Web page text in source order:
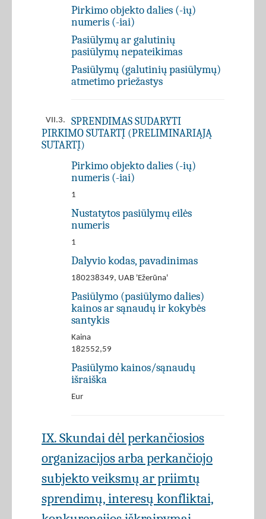
Pirkimo objekto dalies (-ių)
numeris (-iai)
Pasiūlymų ar galutinių
pasiūlymų nepateikimas
Pasiūlymų (galutinių pasiūlymų)
atmetimo priežastys
VII.3.
SPRENDIMAS SUDARYTI
PIRKIMO SUTARTĮ (PRELIMINARIĄJĄ
SUTARTĮ)
Pirkimo objekto dalies (-ių)
numeris (-iai)
1
Nustatytos pasiūlymų eilės
numeris
1
Dalyvio kodas, pavadinimas
180238349, UAB 'Ežerūna'
Pasiūlymo (pasiūlymo dalies)
kainos ar sąnaudų ir kokybės
santykis
Kaina
182552,59
Pasiūlymo kainos/sąnaudų
išraiška
Eur
IX. Skundai dėl perkančiosios
organizacijos arba perkančiojo
subjekto veiksmų ar priimtų
sprendimų, interesų konfliktai,